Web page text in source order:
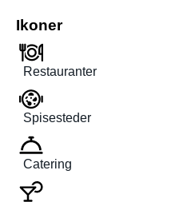
Ikoner
Restauranter
Spisesteder
Catering